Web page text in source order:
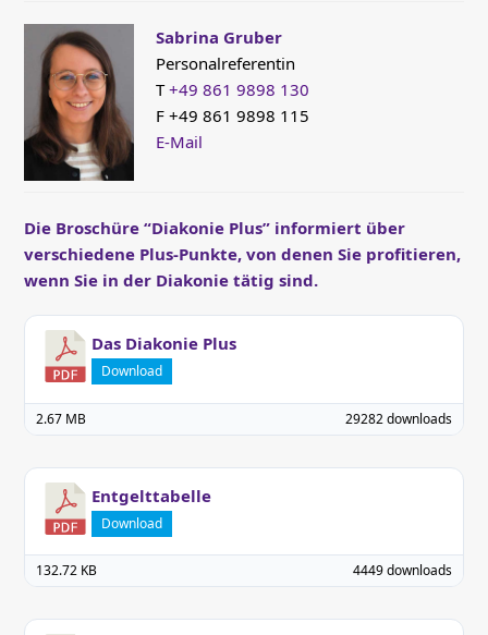
Sabrina Gruber
Personalreferentin
T+49 861 9898 130
F +49 861 9898 115
E-Mail
Die Broschüre “Diakonie Plus” informiert über
verschiedene Plus-Punkte, von denen Sie profitieren,
wenn Sie in der Diakonie tätig sind.
Das Diakonie Plus
Download
29282 downloads
2.67 MB
Entgelttabelle
Download
4449 downloads
132.72 KB